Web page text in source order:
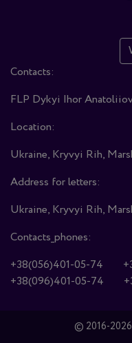
Contacts:
FLP Dykyi Ihor
Location:
Ukraine, Kryvyi Rih,
Address for letters:
Ukraine, Kryvyi Rih,
Contacts_phones:
+38(056)401-05-74
+38(096)401-05-74
© 2016-2026